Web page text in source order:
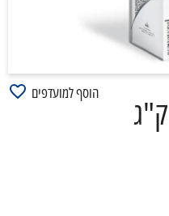
הוסף למועדפים